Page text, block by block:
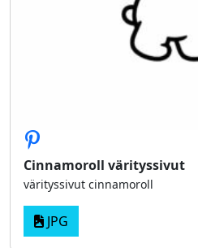
Cinnamoroll värityssivut
värityssivut cinnamoroll
JPG